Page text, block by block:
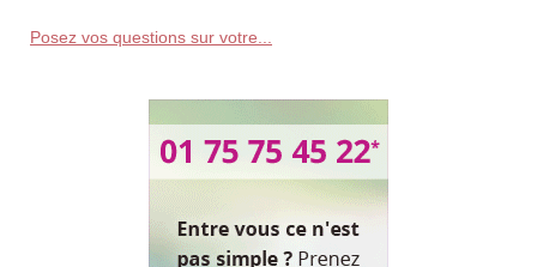
Posez vos questions sur votre...